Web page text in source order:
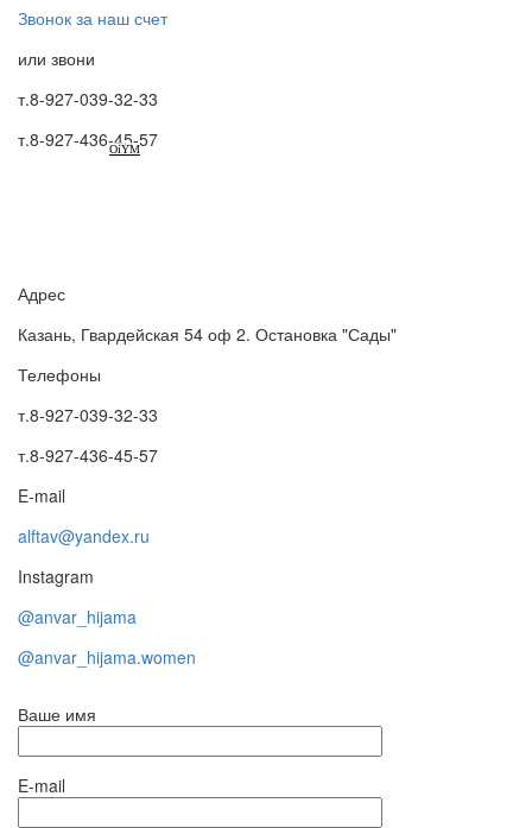
Звонок за наш счет
или звони
т.8-927-039-32-33
т.8-927-436-45-57
OiYM
Адрес
Казань, Гвардейская 54 оф 2. Остановка "Сады"
Телефоны
т.8-927-039-32-33
т.8-927-436-45-57
E-mail
alftav@yandex.ru
Instagram
@anvar_hijama
@anvar_hijama.women
Ваше имя
E-mail